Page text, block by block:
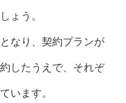
ょう。
なり、契約プランが
したうえで、それぞ
います。